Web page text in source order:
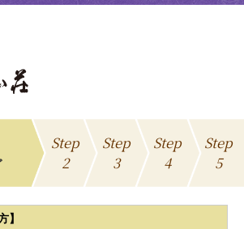
Step
2
Step
3
Step
4
Step
5
】